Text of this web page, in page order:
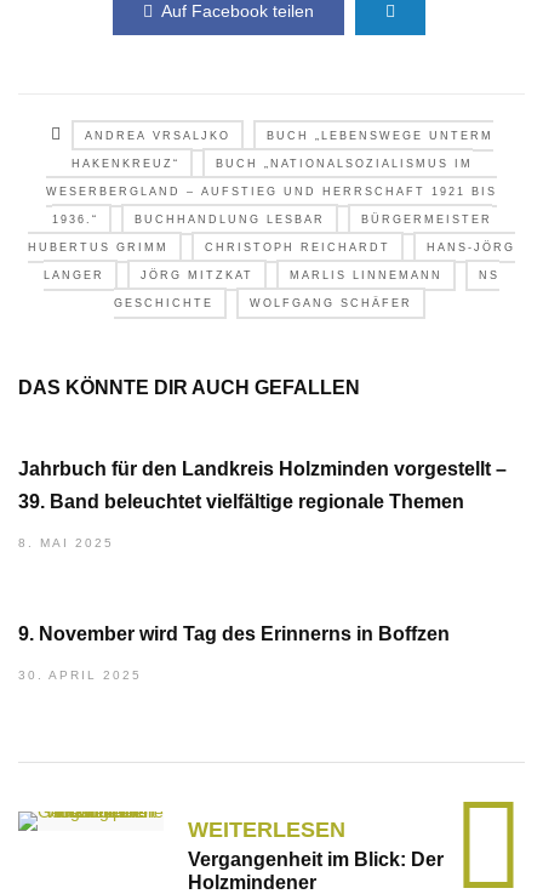
Auf Facebook teilen
ANDREA VRSALJKO BUCH „LEBENSWEGE UNTERM
HAKENKREUZ“ BUCH „NATIONALSOZIALISMUS IM
WESERBERGLAND – AUFSTIEG UND HERRSCHAFT 1921 BIS
1936.“ BUCHHANDLUNG LESBAR BÜRGERMEISTER
HUBERTUS GRIMM CHRISTOPH REICHARDT HANS-JÖRG
LANGER JÖRG MITZKAT MARLIS LINNEMANN NS
GESCHICHTE WOLFGANG SCHÄFER
DAS KÖNNTE DIR AUCH GEFALLEN
Jahrbuch für den Landkreis Holzminden vorgestellt –
39. Band beleuchtet vielfältige regionale Themen
8. MAI 2025
9. November wird Tag des Erinnerns in Boffzen
30. APRIL 2025
WEITERLESEN
Vergangenheit im Blick: Der
Holzmindener